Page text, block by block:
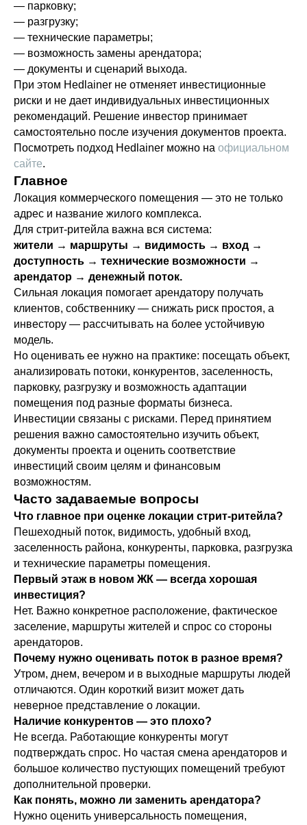
— парковку;
— разгрузку;
— технические параметры;
— возможность замены арендатора;
— документы и сценарий выхода.
При этом Hedlainer не отменяет инвестиционные
риски и не дает индивидуальных инвестиционных
рекомендаций. Решение инвестор принимает
самостоятельно после изучения документов проекта.
Посмотреть подход Hedlainer можно на официальном
сайте.
Главное
Локация коммерческого помещения — это не только
адрес и название жилого комплекса.
Для стрит-ритейла важна вся система:
жители → маршруты → видимость → вход →
доступность → технические возможности →
арендатор → денежный поток.
Сильная локация помогает арендатору получать
клиентов, собственнику — снижать риск простоя, а
инвестору — рассчитывать на более устойчивую
модель.
Но оценивать ее нужно на практике: посещать объект,
анализировать потоки, конкурентов, заселенность,
парковку, разгрузку и возможность адаптации
помещения под разные форматы бизнеса.
Инвестиции связаны с рисками. Перед принятием
решения важно самостоятельно изучить объект,
документы проекта и оценить соответствие
инвестиций своим целям и финансовым
возможностям.
Часто задаваемые вопросы
Что главное при оценке локации стрит-ритейла?
Пешеходный поток, видимость, удобный вход,
заселенность района, конкуренты, парковка, разгрузка
и технические параметры помещения.
Первый этаж в новом ЖК — всегда хорошая
инвестиция?
Нет. Важно конкретное расположение, фактическое
заселение, маршруты жителей и спрос со стороны
арендаторов.
Почему нужно оценивать поток в разное время?
Утром, днем, вечером и в выходные маршруты людей
отличаются. Один короткий визит может дать
неверное представление о локации.
Наличие конкурентов — это плохо?
Не всегда. Работающие конкуренты могут
подтверждать спрос. Но частая смена арендаторов и
большое количество пустующих помещений требуют
дополнительной проверки.
Как понять, можно ли заменить арендатора?
Нужно оценить универсальность помещения,